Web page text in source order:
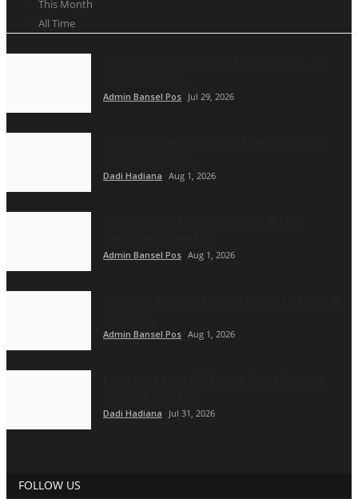
This Month
All Time
Admin Bansel Pos Jul 29, 2026
Dadi Hadiana Aug 1, 2026
Admin Bansel Pos Aug 1, 2026
Admin Bansel Pos Aug 1, 2026
Dadi Hadiana Jul 31, 2026
FOLLOW US